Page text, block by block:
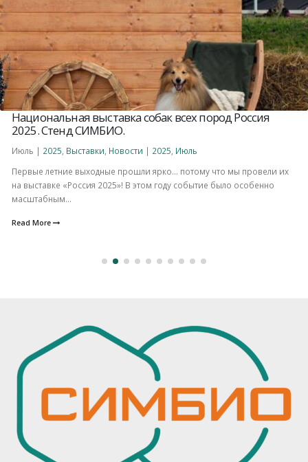
Национальная выставка собак всех пород Россия
2025. Стенд СИМБИО.
Июль | 2025 Выставки Новости | 2025 Июль
Первые летние выходные прошли ярко… потому что мы провели их
на выставке «Россия 2025»! В этом году событие было особенно
масштабным...
Read More